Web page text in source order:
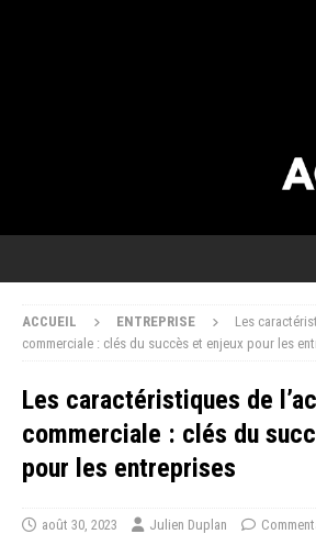
ACCUEIL ENTREPRISE
Les
commerciale : clés du succès et enjeux pour les
Les caractéristiques de
commerciale : clés du
pour les entreprises
août 30, 2023 Julien Duplan